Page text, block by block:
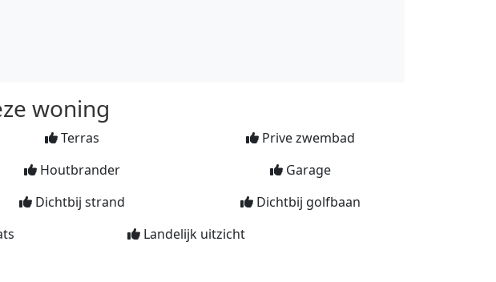
woning
Terras
Prive zwembad
Houtbrander
Garage
Dichtbij strand
Dichtbij golfbaan
Landelijk uitzicht